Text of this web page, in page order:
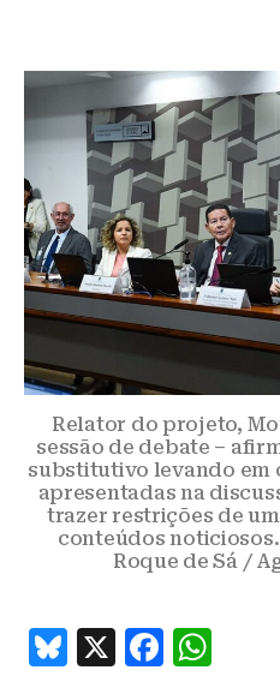
Relator do projeto,
sessão de debate –
substitutivo levando em
apresentadas na
trazer restrições de
conteúdos
Roque de Sá /
B
X
F